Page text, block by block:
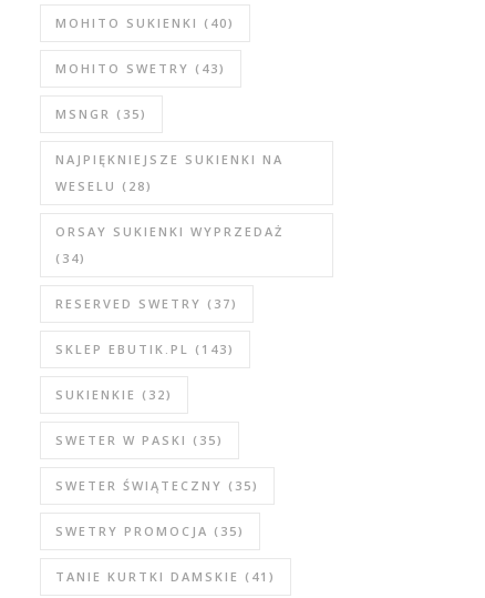
MOHITO SUKIENKI (40)
MOHITO SWETRY (43)
MSNGR (35)
NAJPIĘKNIEJSZE SUKIENKI NA
WESELU (28)
ORSAY SUKIENKI WYPRZEDAŻ
(34)
RESERVED SWETRY (37)
SKLEP EBUTIK.PL (143)
SUKIENKIE (32)
SWETER W PASKI (35)
SWETER ŚWIĄTECZNY (35)
SWETRY PROMOCJA (35)
TANIE KURTKI DAMSKIE (41)